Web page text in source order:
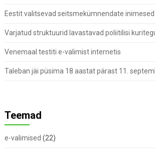
Eestit valitsevad seitsmekümnendate inimesed
Varjatud struktuurid lavastavad poliitilisi
Venemaal testiti e-valimist internetis
Taleban jäi püsima 18 aastat pärast 11.
Teemad
e-valimised (22)